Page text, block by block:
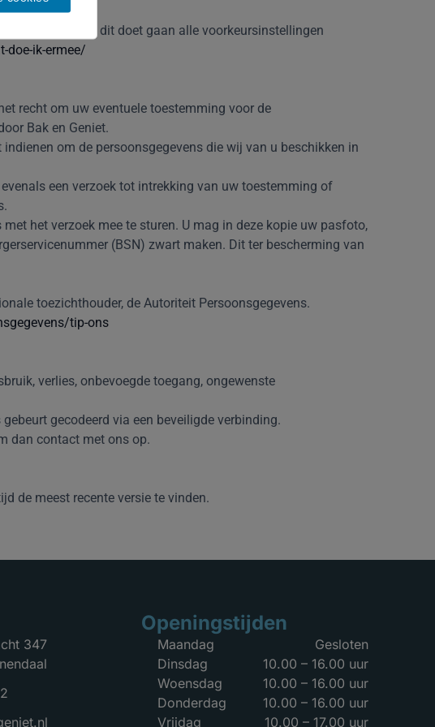
worden.
Wanneer u dit doet gaan alle voorkeursinstellingen
doe-ik-ermee/
recht om uw eventuele toestemming voor de
Bak en Geniet.
om de persoonsgegevens die wij van u beschikken in
een verzoek tot intrekking van uw toestemming of
het verzoek mee te sturen. U mag in deze kopie uw pasfoto,
(BSN) zwart maken. Dit ter bescherming van
toezichthouder, de Autoriteit Persoonsgegevens.
tip-ons
verlies, onbevoegde toegang, ongewenste
gecodeerd via een beveiligde verbinding.
dan contact met ons op.
de meest recente versie te vinden.
347
Openingstijden
Maandag
Gesloten
Dinsdag
10.00 – 16.00 uur
Woensdag
10.00 – 16.00 uur
Donderdag
10.00 – 16.00 uur
Vrijdag
10.00 – 17.00 uur